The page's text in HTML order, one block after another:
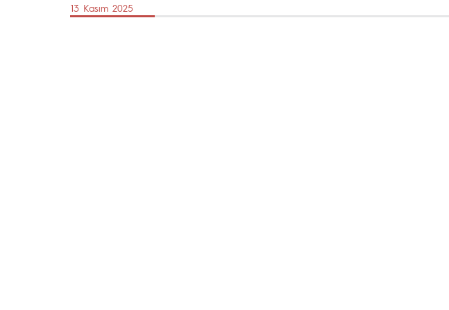
13 Kasım 2025